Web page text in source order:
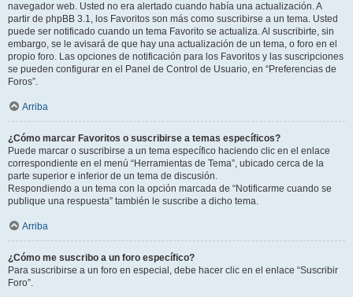
navegador web. Usted no era alertado cuando había una actualización. A
partir de phpBB 3.1, los Favoritos son más como suscribirse a un tema. Usted
puede ser notificado cuando un tema Favorito se actualiza. Al suscribirte, sin
embargo, se le avisará de que hay una actualización de un tema, o foro en el
propio foro. Las opciones de notificación para los Favoritos y las suscripciones
se pueden configurar en el Panel de Control de Usuario, en “Preferencias de
Foros”.
Arriba
¿Cómo marcar Favoritos o suscribirse a temas específicos?
Puede marcar o suscribirse a un tema específico haciendo clic en el enlace
correspondiente en el menú “Herramientas de Tema”, ubicado cerca de la
parte superior e inferior de un tema de discusión.
Respondiendo a un tema con la opción marcada de “Notificarme cuando se
publique una respuesta” también le suscribe a dicho tema.
Arriba
¿Cómo me suscribo a un foro específico?
Para suscribirse a un foro en especial, debe hacer clic en el enlace “Suscribir
Foro”.